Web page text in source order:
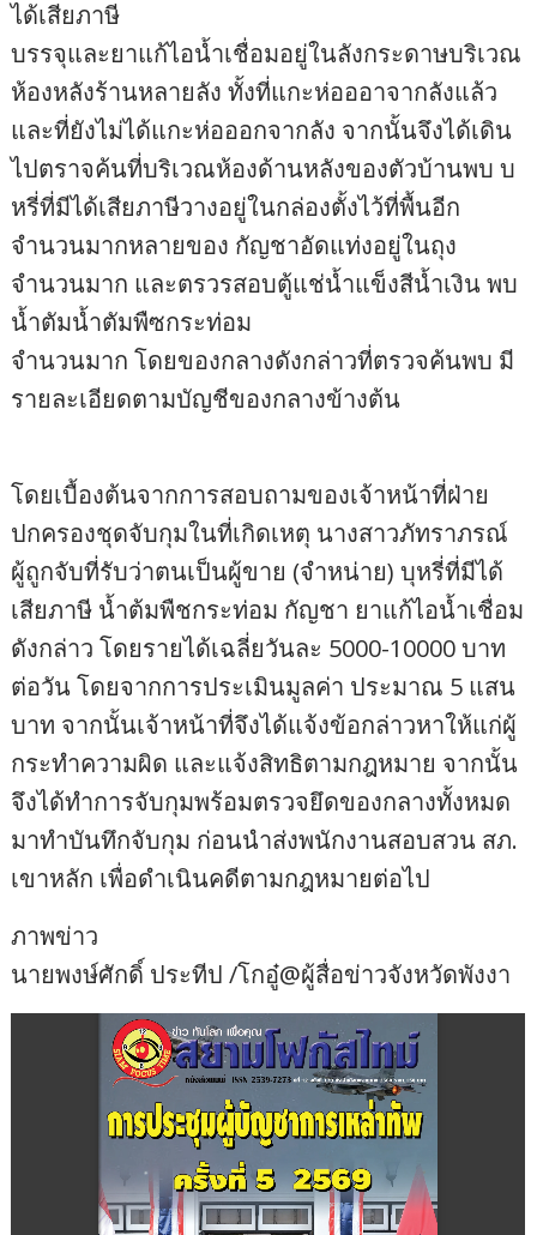
ได้เสียภาษี
บรรจุและยาแก้ไอน้ำเชื่อมอยู่ในลังกระดาษบริเวณ
ห้องหลังร้านหลายลัง ทั้งที่แกะห่อออาจากลังแล้ว
และที่ยังไม่ได้แกะห่อออกจากลัง จากนั้นจึงได้เดิน
ไปตราจค้นที่บริเวณห้องด้านหลังของตัวบ้านพบ บ
หรี่ที่มีได้เสียภาษีวางอยู่ในกล่องตั้งไว้ที่พื้นอีก
จำนวนมากหลายของ กัญชาอัดแท่งอยู่ในถุง
จำนวนมาก และตรวรสอบตู้แช่น้ำแข็งสีน้ำเงิน พบ
น้ำตัมน้ำตัมพืซกระท่อม
จำนวนมาก โดยของกลางดังกล่าวที่ตรวจค้นพบ มี
รายละเอียดตามบัญชีของกลางข้างต้น
โดยเบื้องต้นจากการสอบถามของเจ้าหน้าที่ฝ่าย
ปกครองชุดจับกุมในที่เกิดเหตุ นางสาวภัทราภรณ์
ผู้ถูกจับที่รับว่าตนเป็นผู้ขาย (จำหน่าย) บุหรี่ที่มีได้
เสียภาษี น้ำต้มพืชกระท่อม กัญชา ยาแก้ไอน้ำเชื่อม
ดังกล่าว โดยรายได้เฉลี่ยวันละ 5000-10000 บาท
ต่อวัน โดยจากการประเมินมูลค่า ประมาณ 5 แสน
บาท จากนั้นเจ้าหน้าที่จึงได้แจ้งข้อกล่าวหาให้แก่ผู้
กระทำความผิด และแจ้งสิทธิตามกฎหมาย จากนั้น
จึงได้ทำการจับกุมพร้อมตรวจยึดของกลางทั้งหมด
มาทำบันทึกจับกุม ก่อนนำส่งพนักงานสอบสวน สภ.
เขาหลัก เพื่อดำเนินคดีตามกฎหมายต่อไป
ภาพข่าว
นายพงษ์ศักดิ์ ประทีป /โกอู๋@ผู้สื่อข่าวจังหวัดพังงา